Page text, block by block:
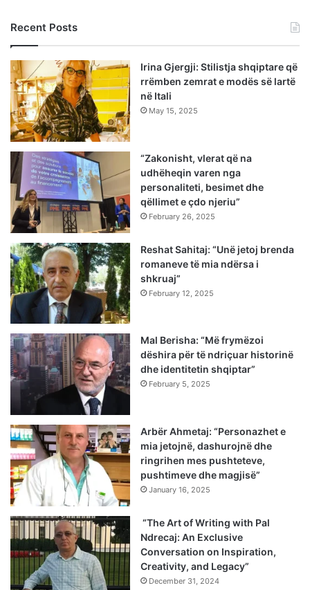
Recent Posts
Irina Gjergji: Stilistja shqiptare që
rrëmben zemrat e modës së lartë
në Itali
May 15, 2025
“Zakonisht, vlerat që na
udhëheqin varen nga
personaliteti, besimet dhe
qëllimet e çdo njeriu”
February 26, 2025
Reshat Sahitaj: “Unë jetoj brenda
romaneve të mia ndërsa i
shkruaj”
February 12, 2025
Mal Berisha: “Më frymëzoi
dëshira për të ndriçuar historinë
dhe identitetin shqiptar”
February 5, 2025
Arbër Ahmetaj: “Personazhet e
mia jetojnë, dashurojnë dhe
ringrihen mes pushteteve,
pushtimeve dhe magjisë”
January 16, 2025
“The Art of Writing with Pal
Ndrecaj: An Exclusive
Conversation on Inspiration,
Creativity, and Legacy”
December 31, 2024